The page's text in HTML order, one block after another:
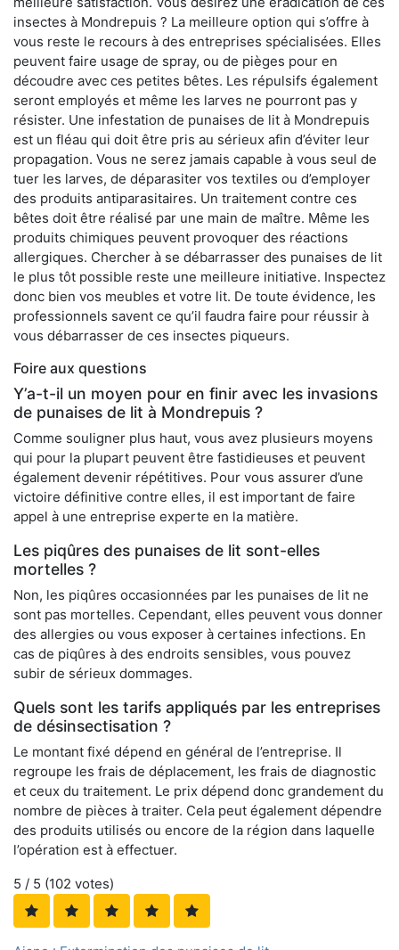
insectes à Mondrepuis ? La meilleure option qui s’offre à
vous reste le recours à des entreprises spécialisées. Elles
peuvent faire usage de spray, ou de pièges pour en
découdre avec ces petites bêtes. Les répulsifs également
seront employés et même les larves ne pourront pas y
résister. Une infestation de punaises de lit à Mondrepuis
est un fléau qui doit être pris au sérieux afin d’éviter leur
propagation. Vous ne serez jamais capable à vous seul de
tuer les larves, de déparasiter vos textiles ou d’employer
des produits antiparasitaires. Un traitement contre ces
bêtes doit être réalisé par une main de maître. Même les
produits chimiques peuvent provoquer des réactions
allergiques. Chercher à se débarrasser des punaises de lit
le plus tôt possible reste une meilleure initiative. Inspectez
donc bien vos meubles et votre lit. De toute évidence, les
professionnels savent ce qu’il faudra faire pour réussir à
vous débarrasser de ces insectes piqueurs.
Foire aux questions
Y’a-t-il un moyen pour en finir avec les invasions
de punaises de lit à Mondrepuis ?
Comme souligner plus haut, vous avez plusieurs moyens
qui pour la plupart peuvent être fastidieuses et peuvent
également devenir répétitives. Pour vous assurer d’une
victoire définitive contre elles, il est important de faire
appel à une entreprise experte en la matière.
Les piqûres des punaises de lit sont-elles
mortelles ?
Non, les piqûres occasionnées par les punaises de lit ne
sont pas mortelles. Cependant, elles peuvent vous donner
des allergies ou vous exposer à certaines infections. En
cas de piqûres à des endroits sensibles, vous pouvez
subir de sérieux dommages.
Quels sont les tarifs appliqués par les entreprises
de désinsectisation ?
Le montant fixé dépend en général de l’entreprise. Il
regroupe les frais de déplacement, les frais de diagnostic
et ceux du traitement. Le prix dépend donc grandement du
nombre de pièces à traiter. Cela peut également dépendre
des produits utilisés ou encore de la région dans laquelle
l’opération est à effectuer.
5 / 5 (102 votes)